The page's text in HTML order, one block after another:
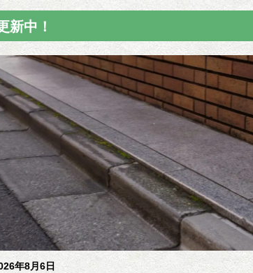
新中！
年8月6日